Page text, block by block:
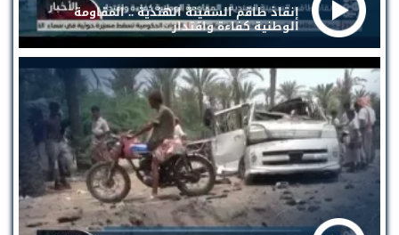
إنقاذ طاقم السفينة الهندية .. المقاومة
الوطنية كفاءة واقتدار